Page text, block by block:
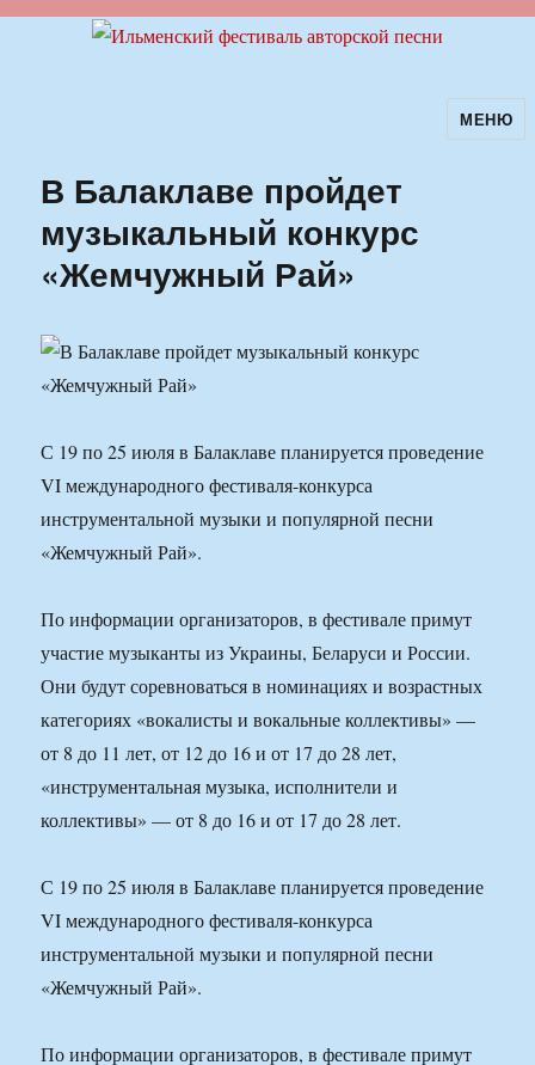
Ильменский фестиваль авторскойМЕНЮ
В Балаклаве пройдет
музыкальный конкурс
«Жемчужный Рай»
С 19 по 25 июля в Балаклаве планируется проведение
VI международного фестиваля-конкурса
инструментальной музыки и популярной песни
«Жемчужный Рай».
По информации организаторов, в фестивале примут
участие музыканты из Украины, Беларуси и России.
Они будут соревноваться в номинациях и возрастных
категориях «вокалисты и вокальные коллективы» —
от 8 до 11 лет, от 12 до 16 и от 17 до 28 лет,
«инструментальная музыка, исполнители и
коллективы» — от 8 до 16 и от 17 до 28 лет.
С 19 по 25 июля в Балаклаве планируется проведение
VI международного фестиваля-конкурса
инструментальной музыки и популярной песни
«Жемчужный Рай».
По информации организаторов, в фестивале примут